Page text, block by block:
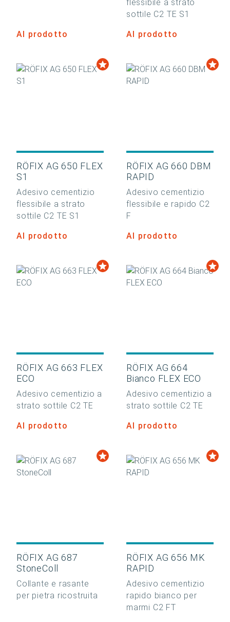
Al prodotto
flessibile a strato
sottile C2 TE S1
Al prodotto
RÖFIX AG 650 FLEX
S1
Adesivo cementizio
flessibile a strato
sottile C2 TE S1
Al prodotto
RÖFIX AG 660 DBM
RAPID
Adesivo cementizio
flessibile e rapido C2
F
Al prodotto
RÖFIX AG 663 FLEX
ECO
Adesivo cementizio a
strato sottile C2 TE
Al prodotto
RÖFIX AG 664
Bianco FLEX ECO
Adesivo cementizio a
strato sottile C2 TE
Al prodotto
RÖFIX AG 687
StoneColl
Collante e rasante
per pietra ricostruita
RÖFIX AG 656 MK
RAPID
Adesivo cementizio
rapido bianco per
marmi C2 FT